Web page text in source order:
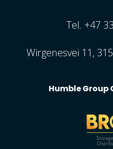
Tel. +47
Wirgenesvei 11,
Humble